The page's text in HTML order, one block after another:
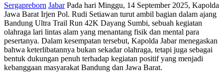
Sergapreborn JabarPada hari Minggu, 14 September 2025, Kapolda
Jawa Barat Irjen Pol. Rudi Setiawan turut ambil bagian dalam ajang
Bandung Ultra Trail Run 42K Dayang Sumbi, sebuah kegiatan
olahraga lari lintas alam yang menantang fisik dan mental para
pesertanya. Dalam kesempatan tersebut, Kapolda Jabar menegaskan
bahwa keterlibatannya bukan sekadar olahraga, tetapi juga sebagai
bentuk dukungan penuh terhadap kegiatan positif yang menjadi
kebanggaan masyarakat Bandung dan Jawa Barat.